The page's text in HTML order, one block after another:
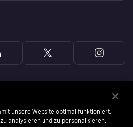
unsere Website optimal funktioniert,
analysieren und zu personalisieren.